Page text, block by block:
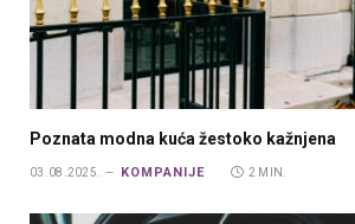
Poznata modna kuća žestoko kažnjena
03.08.2025. KOMPANIJE 2 MIN.